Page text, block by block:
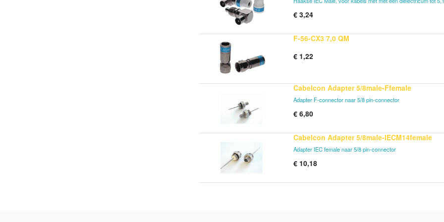
€ 3,24
F-56-CX3 7,0 QM
€ 1,22
Cabelcon Adapter 5/8male-Ffemale
Adapter F-connector naar 5/8 pin-connector
€ 6,80
Cabelcon Adapter 5/8male-IECM14female
Adapter IEC female naar 5/8 pin-connector
€ 10,18